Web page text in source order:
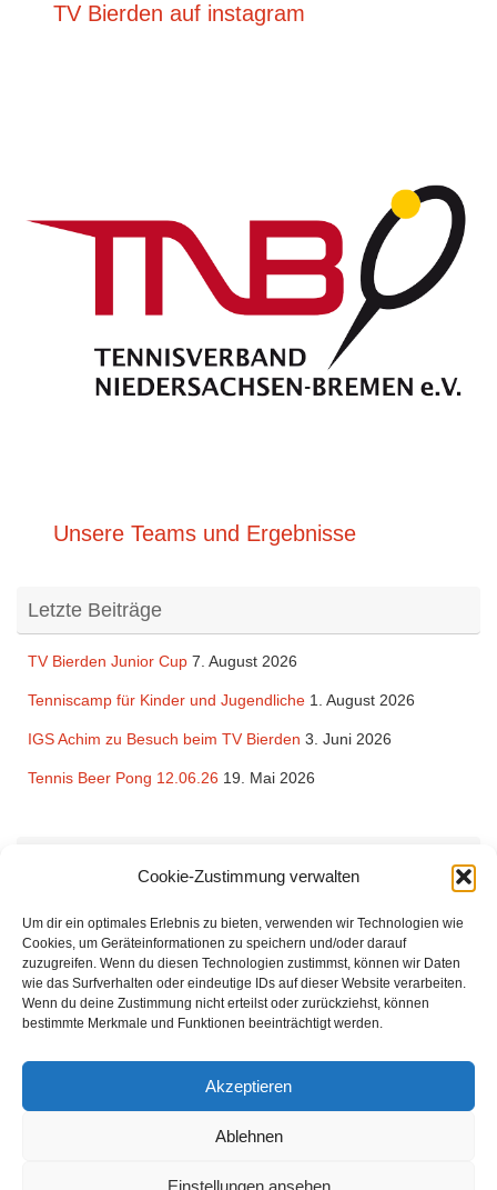
Cookie-Zustimmung verwalten
Um dir ein optimales Erlebnis zu bieten, verwenden wir Technologien wie
Cookies, um Geräteinformationen zu speichern und/oder darauf
zuzugreifen. Wenn du diesen Technologien zustimmst, können wir Daten
wie das Surfverhalten oder eindeutige IDs auf dieser Website verarbeiten.
Wenn du deine Zustimmung nicht erteilst oder zurückziehst, können
bestimmte Merkmale und Funktionen beeinträchtigt werden.
Akzeptieren
Ablehnen
Einstellungen ansehen
TV Bierden auf instagram
Unsere Teams und Ergebnisse
Letzte Beiträge
TV Bierden Junior Cup 7. August 2026
Tenniscamp für Kinder und Jugendliche 1. August 2026
IGS Achim zu Besuch beim TV Bierden 3. Juni 2026
Tennis Beer Pong 12.06.26 19. Mai 2026
e.V.
Der Tennisverein Bierden von 1990 bietet Tennis zu günstigen Beiträgen für
Familien und Einzelmitglieder. Unsere Mitglieder kommen aus Achim, Oyten,